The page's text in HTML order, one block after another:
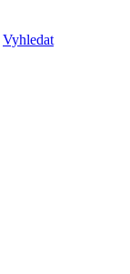
Vyhledat